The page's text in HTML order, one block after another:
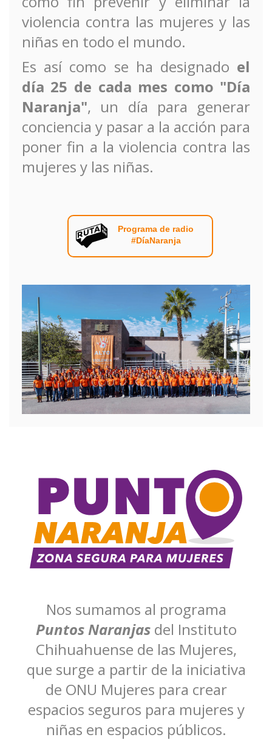
violencia contra las mujeres y las
niñas en todo el mundo.
Es así como se ha designado el
día 25 de cada mes como "Día
Naranja", un día para generar
conciencia y pasar a la acción para
poner fin a la violencia contra las
mujeres y las niñas.
Programa de radio
#DíaNaranja
Nos sumamos al programa
Puntos Naranjasdel Instituto
Chihuahuense de las Mujeres,
que surge a partir de la iniciativa
de ONU Mujeres para crear
espacios seguros para mujeres y
niñas en espacios públicos.